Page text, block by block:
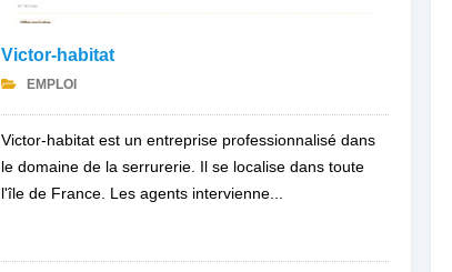
Victor-habitat
EMPLOI
Victor-habitat est un entreprise professionnalisé dans
le domaine de la serrurerie. Il se localise dans toute
l'île de France. Les agents intervienne...